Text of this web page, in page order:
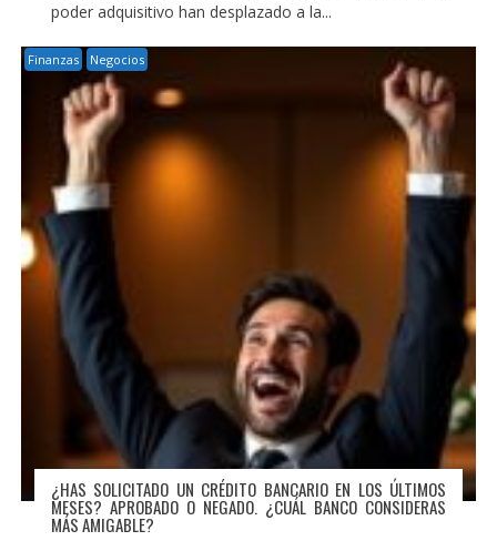
poder adquisitivo han desplazado a la...
Finanzas Negocios
¿HAS SOLICITADO UN CRÉDITO BANCARIO EN LOS ÚLTIMOS
MESES? APROBADO O NEGADO. ¿CUÁL BANCO CONSIDERAS
MÁS AMIGABLE?